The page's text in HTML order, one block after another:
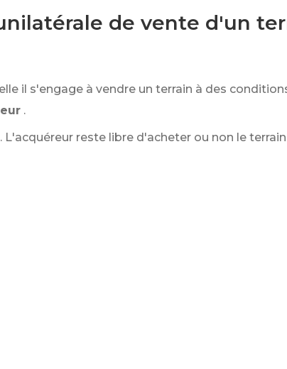
de vente d'un
il s'engage à vendre un terrain à des
.
reste libre d'acheter ou non le